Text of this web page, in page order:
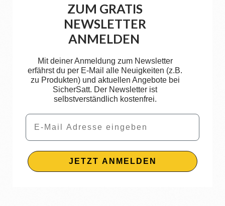
ZUM GRATIS
NEWSLETTER
ANMELDEN
Mit deiner Anmeldung zum Newsletter
erfährst du per E-Mail alle Neuigkeiten (z.B.
zu Produkten) und aktuellen Angebote bei
SicherSatt. Der Newsletter ist
selbstverständlich kostenfrei.
Email
JETZT ANMELDEN